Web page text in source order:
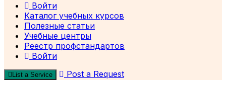
Войти
Каталог учебных курсов
Полезные статьи
Учебные центры
Реестр профстандартов
Войти
List a Service Post a Request